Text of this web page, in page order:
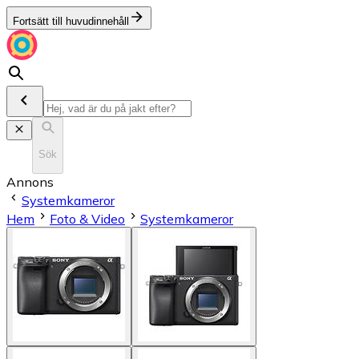
Fortsätt till huvudinnehåll
Sök
Annons
Systemkameror
Hem
Foto & Video Systemkameror